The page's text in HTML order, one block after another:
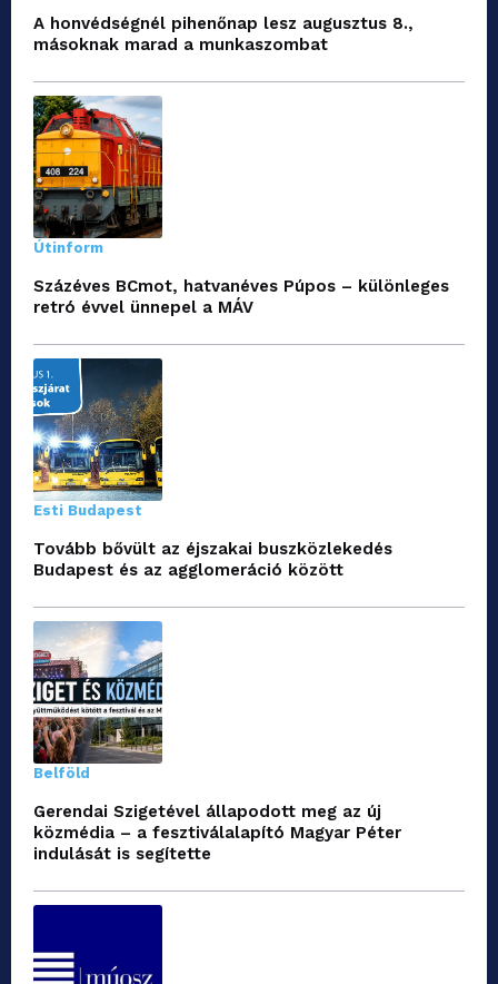
A honvédségnél pihenőnap lesz augusztus 8.,
másoknak marad a munkaszombat
Útinform
Százéves BCmot, hatvanéves Púpos – különleges
retró évvel ünnepel a MÁV
Esti Budapest
Tovább bővült az éjszakai buszközlekedés
Budapest és az agglomeráció között
Belföld
Gerendai Szigetével állapodott meg az új
közmédia – a fesztiválalapító Magyar Péter
indulását is segítette